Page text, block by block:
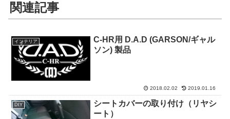
関連記事
インテリア
C-HR用 D.A.D (GARSON/ギャル
ソン) 製品
2018.02.02 2019.01.16
DIY
シートカバーの取り付け（リヤシ
ート）